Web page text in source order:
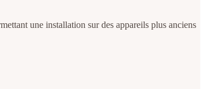
une installation sur des appareils plus anciens